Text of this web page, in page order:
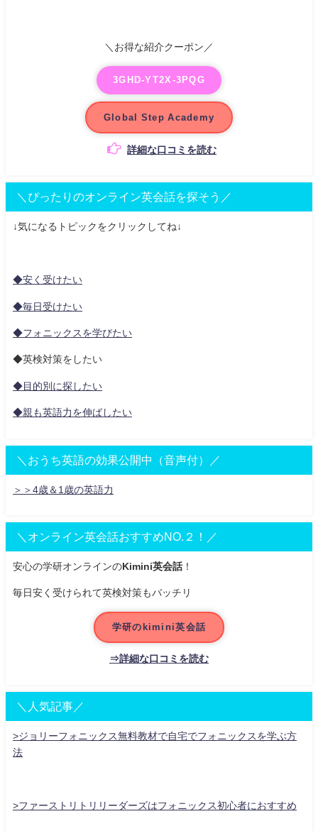
＼お得な紹介クーポン／
3GHD-YT2X-3PQG
Global Step Academy
詳細な口コミを読む
＼ぴったりのオンライン英会話を探そう／
↓気になるトピックをクリックしてね↓
◆安く受けたい
◆毎日受けたい
◆フォニックスを学びたい
◆英検対策をしたい
◆目的別に探したい
◆親も英語力を伸ばしたい
＼おうち英語の効果公開中（音声付）／
＞＞4歳＆1歳の英語力
＼オンライン英会話おすすめNO.２！／
安心の学研オンラインの Kimini英会話！
毎日安く受けられて英検対策もバッチリ
学研のkimini英会話
⇒詳細な口コミを読む
＼人気記事／
>ジョリーフォニックス無料教材で自宅でフォニックスを学ぶ方
法
>ファーストリトリリーダーズはフォニックス初心者におすすめ